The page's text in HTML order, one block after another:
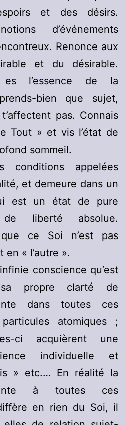
et des désirs.
d’événements
Renonce aux
et du désirable.
l’essence de la
bien que sujet,
pas. Connais
Tout » et vis l’état de
sommeil.
conditions appelées
et demeure dans un
est un état de pure
liberté absolue.
ce Soi n’est pas
« l’autre ».
conscience qu’est
propre clarté de
dans toutes ces
atomiques ;
ci acquièrent une
individuelle et
» etc.… En réalité la
à toutes ces
en rien du Soi, il